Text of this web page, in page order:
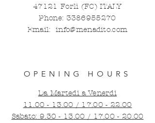
47121 Forlì (FC) ITALY
Phone: 3386955270
Email:info@menadito.com
OPENING HOURS
Da Martedì a Venerdì
11.00 - 13.00 / 17.00 - 22.00
​​Sabato: 9.30 - 13.00 / 17.00 - 20.00